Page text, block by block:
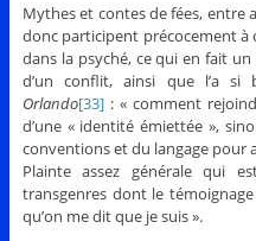
Mythes et contes de fées,
donc participent précocement à
dans la psyché, ce qui en fait un
d’un conflit, ainsi que l’a si
Orlando[33] : « comment
d’une « identité émiettée »,
conventions et du langage pour
Plainte assez générale qui
transgenres dont le
qu’on me dit que je suis ».